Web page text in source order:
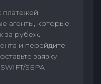
платежей
агенты, которые
за рубеж.
и перейдите
заявку
SEPA